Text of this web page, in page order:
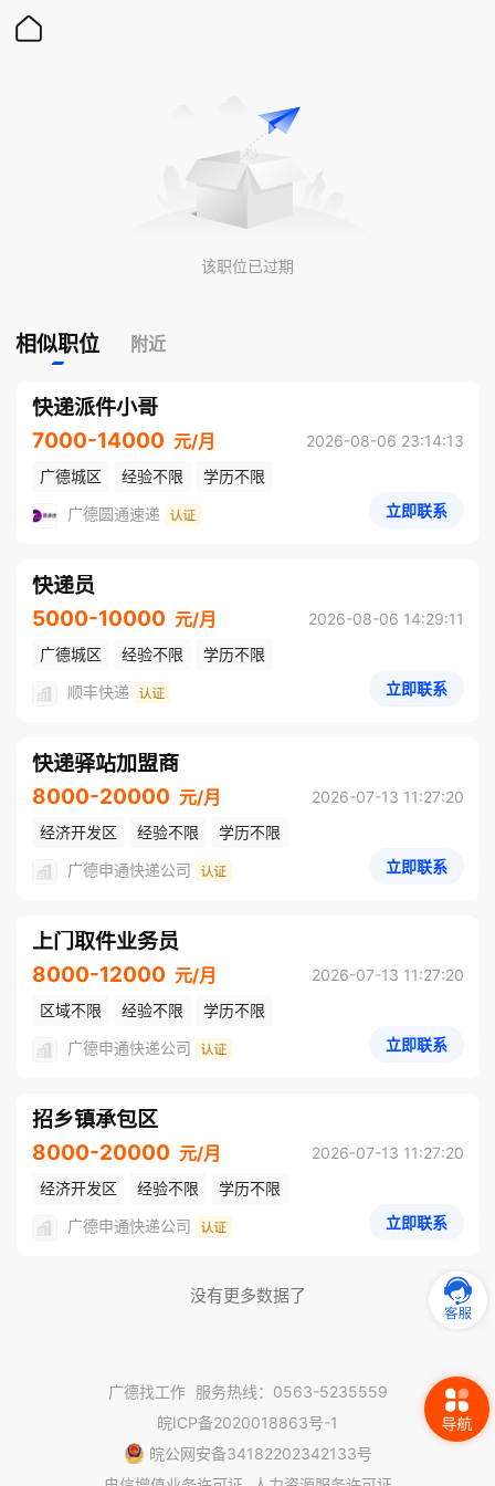
该职位已过期
相似职位 附近
快递派件小哥
7000-14000 元/月
2026-08-06 23:14:13
广德城区
经验不限
学历不限
广德圆通速递
立即联系
快递员
5000-10000 元/月
2026-08-06 14:29:11
广德城区
经验不限
学历不限
顺丰快递
立即联系
快递驿站加盟商
8000-20000 元/月
2026-07-13 11:27:20
经济开发区
经验不限
学历不限
广德申通快递公司
立即联系
上门取件业务员
8000-12000 元/月
2026-07-13 11:27:20
区域不限
经验不限
学历不限
广德申通快递公司
立即联系
招乡镇承包区
8000-20000 元/月
2026-07-13 11:27:20
经济开发区
经验不限
学历不限
广德申通快递公司
立即联系
没有更多数据了
广德找工作
服务热线：0563-5235559
皖ICP备2020018863号-1
皖公网安备34182202342133号